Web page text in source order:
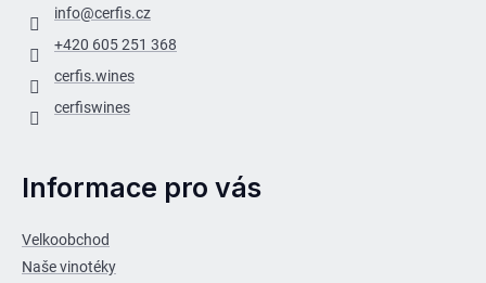
info@cerfis.cz
+420 605 251 368
cerfis.wines
cerfiswines
Informace pro vás
Velkoobchod
Naše vinotéky